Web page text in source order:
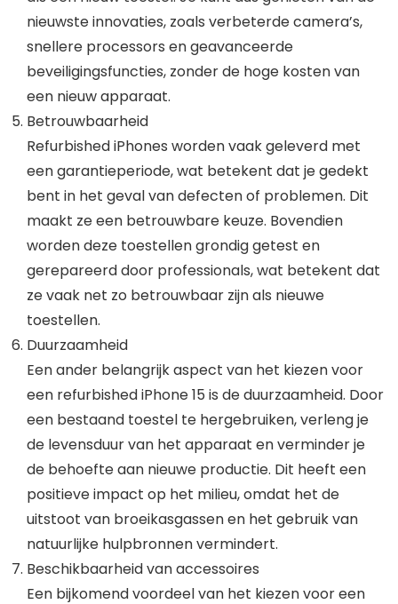
nieuwste innovaties, zoals verbeterde camera’s,
snellere processors en geavanceerde
beveiligingsfuncties, zonder de hoge kosten van
een nieuw apparaat.
Betrouwbaarheid
Refurbished iPhones worden vaak geleverd met
een garantieperiode, wat betekent dat je gedekt
bent in het geval van defecten of problemen. Dit
maakt ze een betrouwbare keuze. Bovendien
worden deze toestellen grondig getest en
gerepareerd door professionals, wat betekent dat
ze vaak net zo betrouwbaar zijn als nieuwe
toestellen.
Duurzaamheid
Een ander belangrijk aspect van het kiezen voor
een refurbished iPhone 15 is de duurzaamheid. Door
een bestaand toestel te hergebruiken, verleng je
de levensduur van het apparaat en verminder je
de behoefte aan nieuwe productie. Dit heeft een
positieve impact op het milieu, omdat het de
uitstoot van broeikasgassen en het gebruik van
natuurlijke hulpbronnen vermindert.
Beschikbaarheid van accessoires
Een bijkomend voordeel van het kiezen voor een